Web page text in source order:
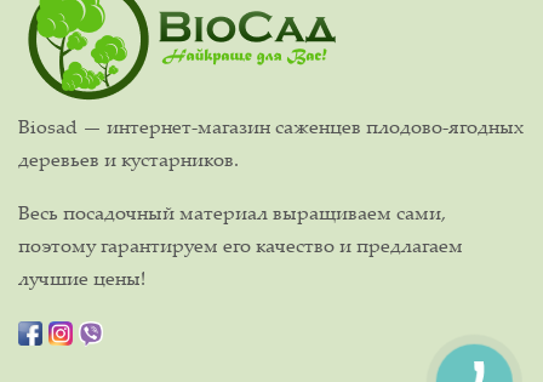
Biosad — интернет-магазин саженцев плодово-ягодных
деревьев и кустарников.
Весь посадочный материал выращиваем сами,
поэтому гарантируем его качество и предлагаем
лучшие цены!